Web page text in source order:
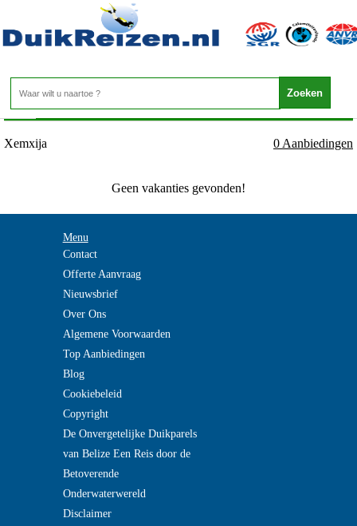
Malta - Malta - Xemxija
Home>
Xemxija 0 Aanbiedingen
Geen vakanties gevonden!
Menu
Contact
Offerte Aanvraag
Nieuwsbrief
Over Ons
Algemene Voorwaarden
Top Aanbiedingen
Blog
Cookiebeleid
Copyright
De Onvergetelijke Duikparels
van Belize Een Reis door de
Betoverende
Onderwaterwereld
Disclaimer